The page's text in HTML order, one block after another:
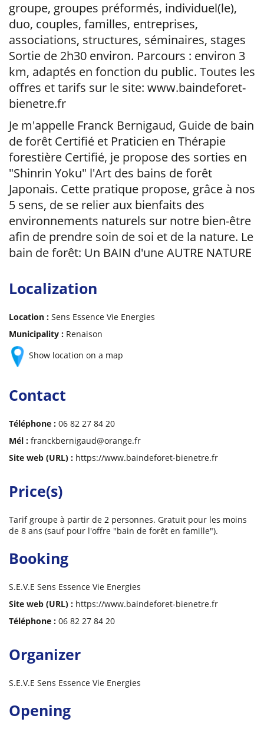
groupe, groupes préformés, individuel(le),
duo, couples, familles, entreprises,
associations, structures, séminaires, stages
Sortie de 2h30 environ. Parcours : environ 3
km, adaptés en fonction du public. Toutes les
offres et tarifs sur le site: www.baindeforet-
bienetre.fr
Je m'appelle Franck Bernigaud, Guide de bain
de forêt Certifié et Praticien en Thérapie
forestière Certifié, je propose des sorties en
"Shinrin Yoku" l'Art des bains de forêt
Japonais. Cette pratique propose, grâce à nos
5 sens, de se relier aux bienfaits des
environnements naturels sur notre bien-être
afin de prendre soin de soi et de la nature. Le
bain de forêt: Un BAIN d'une AUTRE NATURE
Localization
Location : Sens Essence Vie Energies
Municipality : Renaison
Show location on a map
Contact
Téléphone : 06 82 27 84 20
Mél : franckbernigaud@orange.fr
Site web (URL) : https://www.baindeforet-bienetre.fr
Price(s)
Tarif groupe à partir de 2 personnes. Gratuit pour les moins
de 8 ans (sauf pour l'offre "bain de forêt en famille").
Booking
S.E.V.E Sens Essence Vie Energies
Site web (URL) : https://www.baindeforet-bienetre.fr
Téléphone : 06 82 27 84 20
Organizer
S.E.V.E Sens Essence Vie Energies
Opening